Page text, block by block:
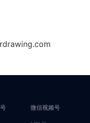
微信视频号